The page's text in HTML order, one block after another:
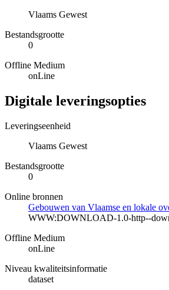
Vlaams Gewest
Bestandsgrootte
0
Offline Medium
onLine
Digitale leveringsopties
Leveringseenheid
Vlaams Gewest
Bestandsgrootte
0
Online bronnen
Gebouwen van Vlaamse en lokale
WWW:DOWNLOAD-1.0-http--
Offline Medium
onLine
Niveau kwaliteitsinformatie
dataset